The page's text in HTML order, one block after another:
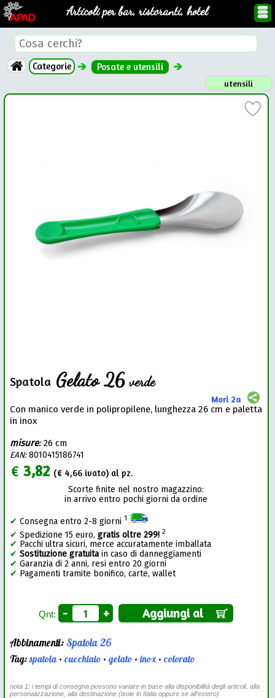
Articoli per bar, ristoranti, hotel
Categorie Posate e utensili
utensili
Spatola Gelato 26verde
Mori 2a
Con manico verde in polipropilene, lunghezza 26 cm e paletta
in inox
misure:26 cm
EAN:8010415186741
€3,82 (€ 4,66 ivato) al pz.
Scorte finite nel nostro magazzino:
in arrivo entro pochi giorni da ordine
✔ Consegna entro 2-8 giorni 1
✔ Spedizione 15 euro,gratis oltre 299! 2
✔ Pacchi ultra sicuri, merce accuratamente imballata
✔ Sostituzione gratuitain caso di danneggiamenti
✔ Garanzia di 2 anni, resi entro 20 giorni
✔ Pagamenti tramite bonifico, carte, wallet
Qnt: - + Aggiungi al
Abbinamenti:Spatola 26
Tag:spatola•cucchiaio•gelato•inox•colorato
nota 1: i tempi di consegna possono variare in base alla disponibilità degli articoli, alla
personalizzazione, alla destinazione (isole in Italia oppure se all'estero)